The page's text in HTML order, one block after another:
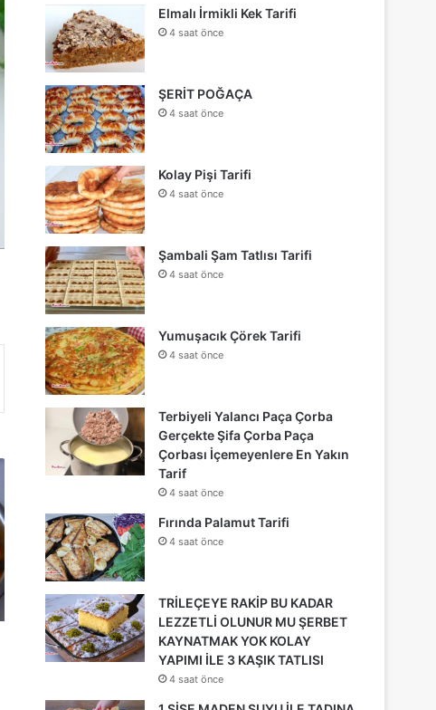
Elmalı İrmikli Kek Tarifi
4 saat önce
ŞERİT POĞAÇA
4 saat önce
Kolay Pişi Tarifi
4 saat önce
Şambali Şam Tatlısı Tarifi
4 saat önce
Yumuşacık Çörek Tarifi
4 saat önce
Terbiyeli Yalancı Paça Çorba
Gerçekte Şifa Çorba Paça
Çorbası İçemeyenlere En Yakın
Tarif
4 saat önce
Fırında Palamut Tarifi
4 saat önce
TRİLEÇEYE RAKİP BU KADAR
LEZZETLİ OLUNUR MU ŞERBET
KAYNATMAK YOK KOLAY
YAPIMI İLE 3 KAŞIK TATLISI
4 saat önce